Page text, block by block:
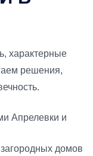
характерные
решения,
Апрелевки и
домов